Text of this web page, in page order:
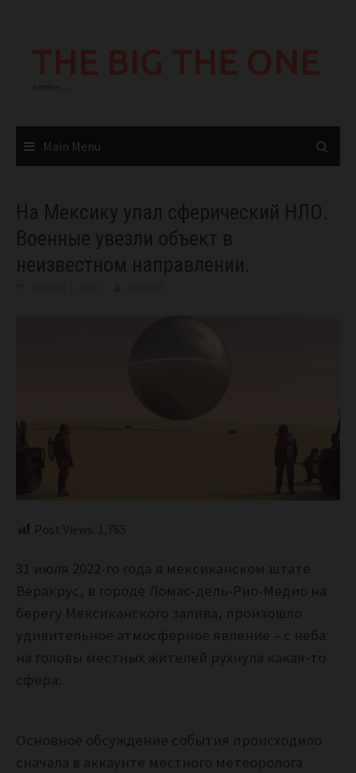
Main Menu
На Мексику упал сферический НЛО.
Военные увезли объект в
неизвестном направлении.
Post Views: 1,765
31 июля 2022-го года в мексиканском штате
Веракрус, в городе Ломас-дель-Рио-Медио на
берегу Мексиканского залива, произошло
удивительное атмосферное явление – с неба
на головы местных жителей рухнула какая-то
сфера:
Основное обсуждение события происходило
сначала в аккаунте местного метеоролога